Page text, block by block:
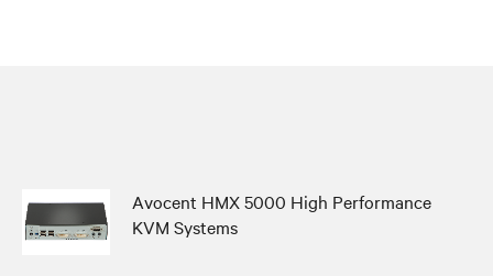
Avocent HMX 5000 High Performance
KVM Systems